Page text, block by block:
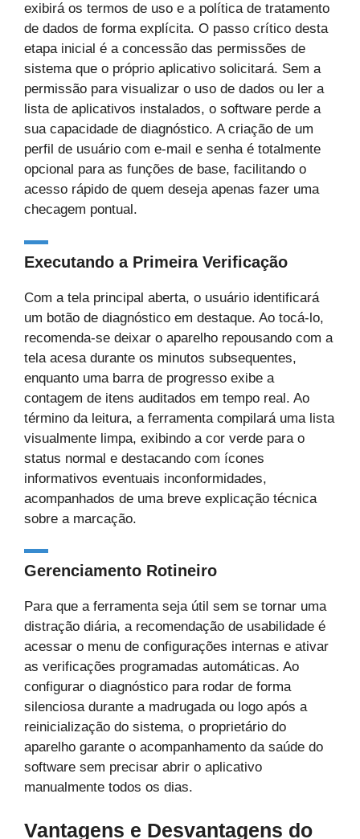
exibirá os termos de uso e a política de tratamento
de dados de forma explícita. O passo crítico desta
etapa inicial é a concessão das permissões de
sistema que o próprio aplicativo solicitará. Sem a
permissão para visualizar o uso de dados ou ler a
lista de aplicativos instalados, o software perde a
sua capacidade de diagnóstico. A criação de um
perfil de usuário com e-mail e senha é totalmente
opcional para as funções de base, facilitando o
acesso rápido de quem deseja apenas fazer uma
checagem pontual.
Executando a Primeira Verificação
Com a tela principal aberta, o usuário identificará
um botão de diagnóstico em destaque. Ao tocá-lo,
recomenda-se deixar o aparelho repousando com a
tela acesa durante os minutos subsequentes,
enquanto uma barra de progresso exibe a
contagem de itens auditados em tempo real. Ao
término da leitura, a ferramenta compilará uma lista
visualmente limpa, exibindo a cor verde para o
status normal e destacando com ícones
informativos eventuais inconformidades,
acompanhados de uma breve explicação técnica
sobre a marcação.
Gerenciamento Rotineiro
Para que a ferramenta seja útil sem se tornar uma
distração diária, a recomendação de usabilidade é
acessar o menu de configurações internas e ativar
as verificações programadas automáticas. Ao
configurar o diagnóstico para rodar de forma
silenciosa durante a madrugada ou logo após a
reinicialização do sistema, o proprietário do
aparelho garante o acompanhamento da saúde do
software sem precisar abrir o aplicativo
manualmente todos os dias.
Vantagens e Desvantagens do